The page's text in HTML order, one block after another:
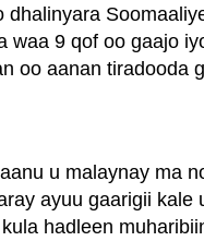
dhalinyara
waa 9 qof oo gaajo
oo aanan tiradooda
u malaynay ma
ayuu gaarigii kale
hadleen